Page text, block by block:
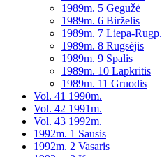
1989m. 5 Gegužė
1989m. 6 Birželis
1989m. 7 Liepa-Rugp.
1989m. 8 Rugsėjis
1989m. 9 Spalis
1989m. 10 Lapkritis
1989m. 11 Gruodis
Vol. 41 1990m.
Vol. 42 1991m.
Vol. 43 1992m.
1992m. 1 Sausis
1992m. 2 Vasaris